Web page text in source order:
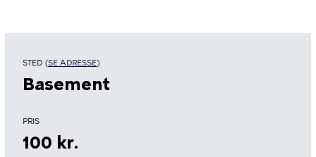
STED (SE ADRESSE)
Basement
PRIS
100 kr.